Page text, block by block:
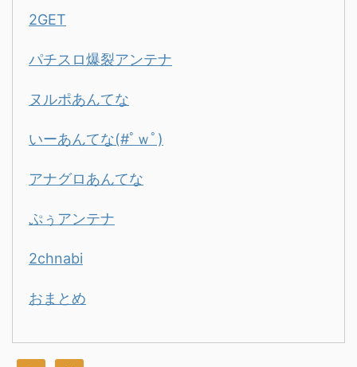
2GET
パチスロ爆裂アンテナ
ヌルポあんてな
いーあんてな(#ﾟｗﾟ)
アナグロあんてな
ぷぅアンテナ
2chnabi
おまとめ